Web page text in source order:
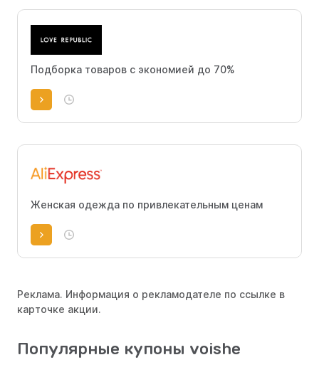
Подборка товаров с экономией до 70%
Женская одежда по привлекательным ценам
Реклама. Информация о рекламодателе по ссылке в
карточке акции.
Популярные купоны voishe